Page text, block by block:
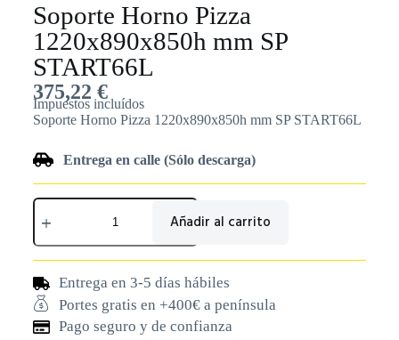
Soporte Horno Pizza
1220x890x850h mm SP
START66L
375,22 €
Impuestos incluídos
Soporte Horno Pizza 1220x890x850h mm SP START66L
Entrega en calle (Sólo descarga)
Añadir al carrito
Entrega en 3-5 días hábiles
Portes gratis en +400€ a península
Pago seguro y de confianza